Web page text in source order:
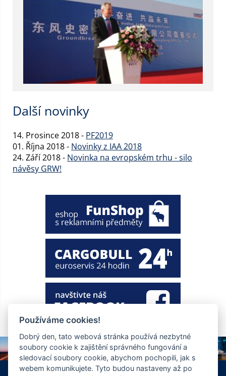
Další novinky
14. Prosince 2018 - PF2019
01. Října 2018 - Novinky z IAA 2018
24. Září 2018 - Novinka na evropském trhu - silo
návěsy GRW!
Používáme cookies!
Dobrý den, tato webová stránka používá nezbytné
soubory cookie k zajištění správného fungování a
sledovací soubory cookie, abychom pochopili, jak s
webem komunikujete. Tyto budou nastaveny až po